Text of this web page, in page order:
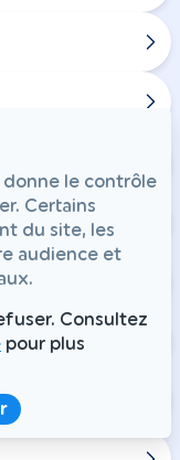
donne le contrôle
Certains
du site, les
audience et
Consultez
pour plus